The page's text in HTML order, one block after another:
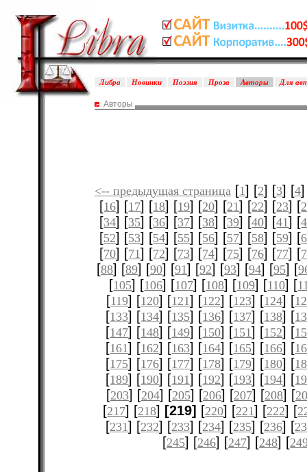
Либра Новинки Поэзия Проза Авторы Для
Авторы
<-- предыдущая страница [1] [2] [3] [4
[16] [17] [18] [19] [20] [21] [22] [23] [
[34] [35] [36] [37] [38] [39] [40] [41] [
[52] [53] [54] [55] [56] [57] [58] [59] [
[70] [71] [72] [73] [74] [75] [76] [77] [
[88] [89] [90] [91] [92] [93] [94] [95] [
[105] [106] [107] [108] [109] [110] [
[119] [120] [121] [122] [123] [124] [
[133] [134] [135] [136] [137] [138] [
[147] [148] [149] [150] [151] [152] [
[161] [162] [163] [164] [165] [166] [
[175] [176] [177] [178] [179] [180] [
[189] [190] [191] [192] [193] [194] [
[203] [204] [205] [206] [207] [208] [
[217] [218] [219] [220] [221] [222] [
[231] [232] [233] [234] [235] [236] [
[245] [246] [247] [248] [